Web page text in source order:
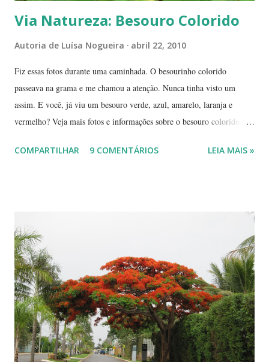
Via Natureza: Besouro Colorido
Autoria de Luísa Nogueira abril 22, 2010
Fiz essas fotos durante uma caminhada. O besourinho colorido
passeava na grama e me chamou a atenção. Nunca tinha visto um
assim. E você, já viu um besouro verde, azul, amarelo, laranja e
vermelho? Veja mais fotos e informações sobre o besouro colorido e a
Terra, aquele abraço! ------------ Dia da Terra - Veja aqui . -----------
COMPARTILHAR 9 COMENTÁRIOS LEIA MAIS »